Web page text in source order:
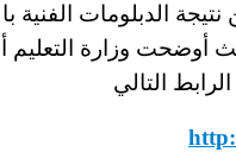
نتيجة الدبلومات الفنية
أوضحت وزارة التعليم
التالي